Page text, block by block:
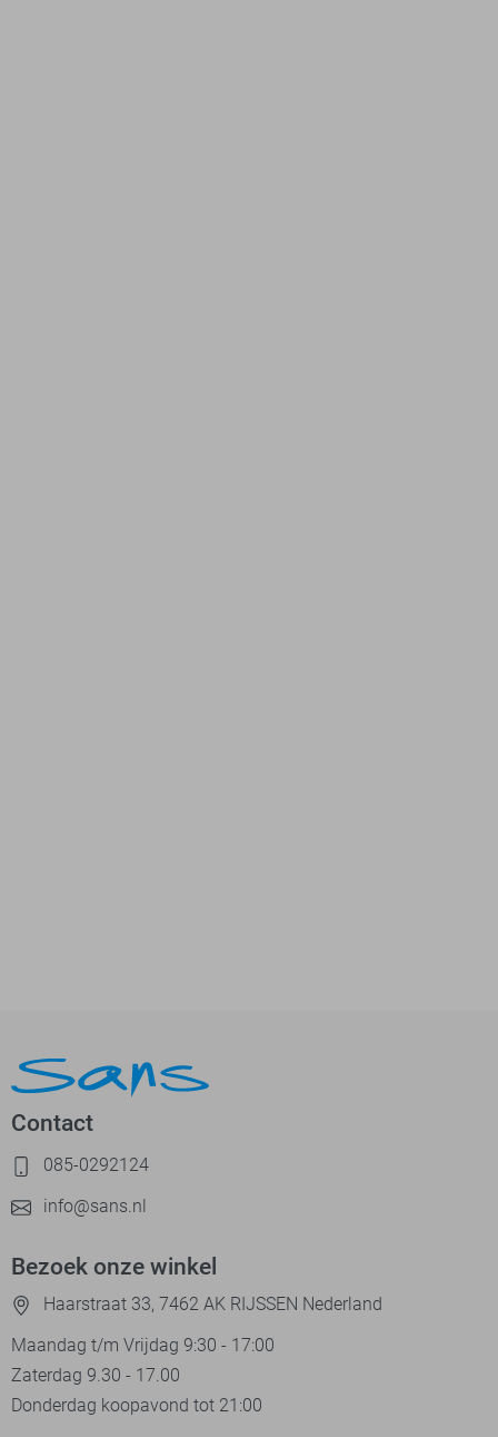
Contact
085-0292124
info@sans.nl
Bezoek onze winkel
Haarstraat 33, 7462 AK RIJSSEN Nederland
Maandag t/m Vrijdag 9:30 - 17:00
Zaterdag 9.30 - 17.00
Donderdag koopavond tot 21:00